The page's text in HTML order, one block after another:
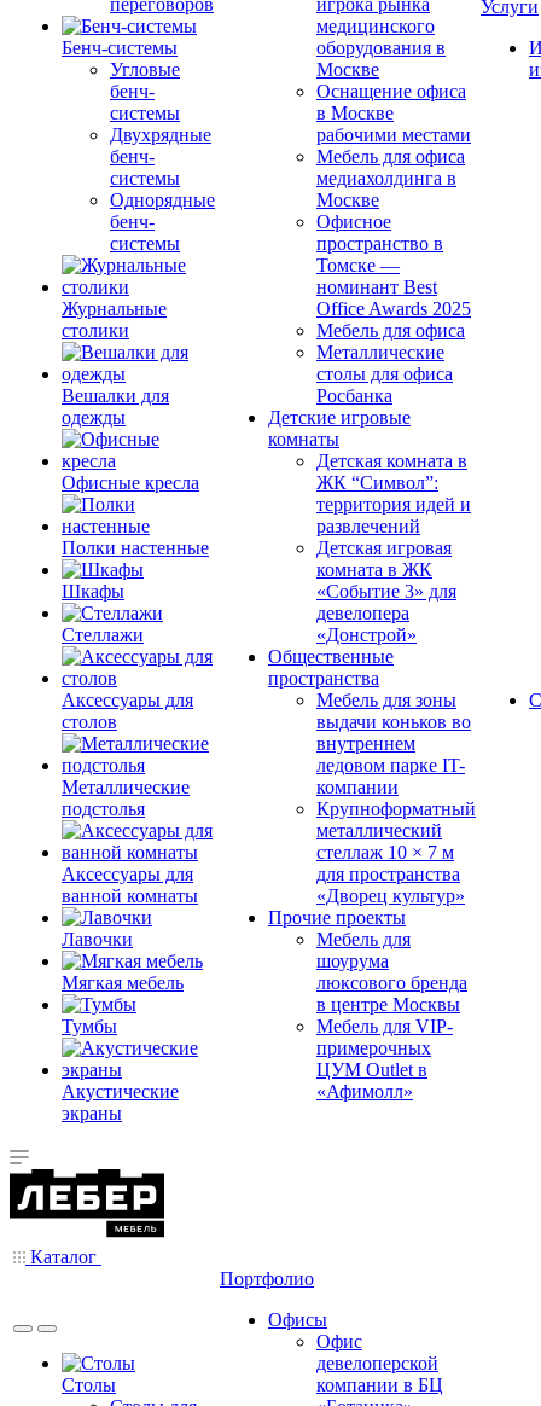
переговоров
Бенч-системы
Угловые
бенч-
системы
Двухрядные
бенч-
системы
Однорядные
бенч-
системы
Журнальные
столики
Вешалки для
одежды
Офисные кресла
Полки настенные
Шкафы
Стеллажи
Аксессуары для
столов
Металлические
подстолья
Аксессуары для
ванной комнаты
Лавочки
Мягкая мебель
Тумбы
Акустические
экраны
игрока рынка
медицинского
оборудования в
Москве
Оснащение офиса
в Москве
рабочими местами
Мебель для офиса
медиахолдинга в
Москве
Офисное
пространство в
Томске —
номинант Best
Office Awards 2025
Мебель для офиса
Металлические
столы для офиса
Росбанка
Детские игровые
комнаты
Детская комната в
ЖК “Символ”:
территория идей и
развлечений
Детская игровая
комната в ЖК
«Событие 3» для
девелопера
«Донстрой»
Общественные
пространства
Мебель для зоны
выдачи коньков во
внутреннем
ледовом парке IT-
компании
Крупноформатный
металлический
стеллаж 10 × 7 м
для пространства
«Дворец культур»
Прочие проекты
Мебель для
шоурума
люксового бренда
в центре Москвы
Мебель для VIP-
примерочных
ЦУМ Outlet в
«Афимолл»
Услуги
Каталог
Столы
Портфолио
Офисы
Офис
девелоперской
компании в БЦ